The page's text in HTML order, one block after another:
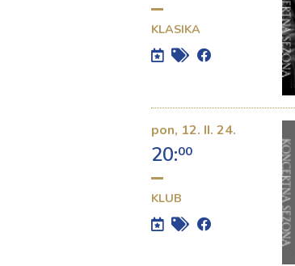
KLASIKA
pon, 12. II. 24.
20:00
KLUB